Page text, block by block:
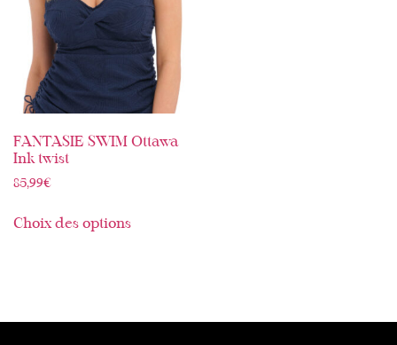
FANTASIE SWIM Ottawa
Ink twist
85,99€
Choix des options